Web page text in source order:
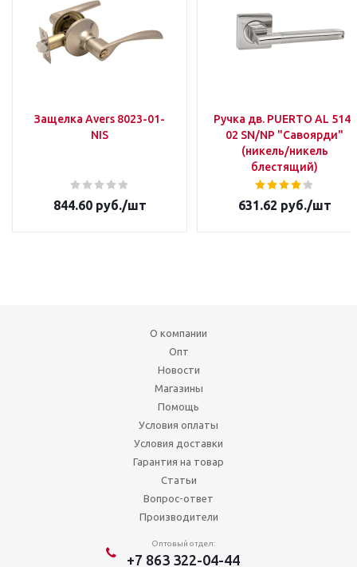
Защелка Avers 8023-01-
NIS
844.60руб./шт
Ручка дв. PUERTO AL 514-
02 SN/NP "Савоярди"
(никель/никель
блестящий)
631.62 руб./шт
О компании
Опт
Новости
Магазины
Помощь
Условия оплаты
Условия доставки
Гарантия на товар
Статьи
Вопрос-ответ
Производители
Оптовый отдел:
+7 863 322-04-44